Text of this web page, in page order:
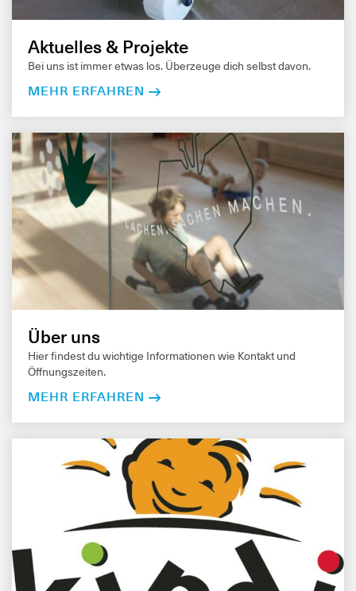
Aktuelles & Projekte
Bei uns ist immer etwas los. Überzeuge dich selbst davon.
MEHR ERFAHREN
Über uns
Hier findest du wichtige Informationen wie Kontakt und
Öffnungszeiten.
MEHR ERFAHREN